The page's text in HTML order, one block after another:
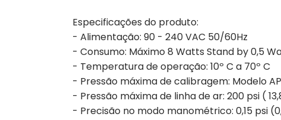
Especificações do produto:
- Alimentação: 90 - 240 VAC 50/60Hz
- Consumo: Máximo 8 Watts Stand by 0,5
- Temperatura de operação: 10º C a 70º C
- Pressão máxima de calibragem: Modelo
- Pressão máxima de linha de ar: 200 psi (
- Precisão no modo manométrico: 0,15 psi